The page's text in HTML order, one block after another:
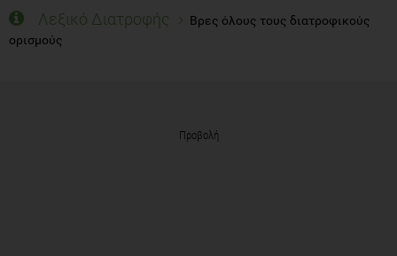
Λεξικό Διατροφής
Βρες όλους τους διατροφικούς
ορισμούς
Προβολή